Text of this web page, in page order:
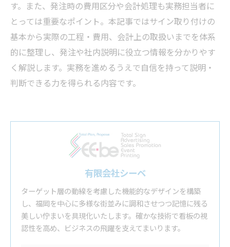
す。また、発注時の費用区分や会計処理も実務担当者に
とっては重要なポイント。本記事ではサイン取り付けの
基本から実際の工程・費用、会計上の取扱いまでを体系
的に整理し、発注や社内説明に役立つ情報を分かりやす
く解説します。実務を進めるうえで自信を持って説明・
判断できる力を得られる内容です。
有限会社シーベ
ターゲット層の動線を考慮した機能的なデザインを構築
し、福岡を中心に多様な街並みに調和させつつ記憶に残る
美しい佇まいを具現化いたします。確かな技術で看板の視
認性を高め、ビジネスの飛躍を支えてまいります。